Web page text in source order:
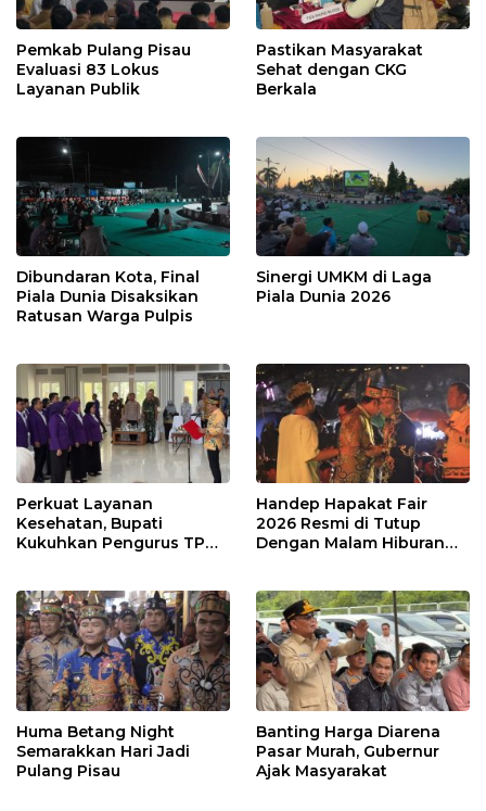
Pemkab Pulang Pisau
Evaluasi 83 Lokus
Layanan Publik
Pastikan Masyarakat
Sehat dengan CKG
Berkala
Dibundaran Kota, Final
Piala Dunia Disaksikan
Ratusan Warga Pulpis
Sinergi UMKM di Laga
Piala Dunia 2026
Perkuat Layanan
Kesehatan, Bupati
Kukuhkan Pengurus TP
Handep Hapakat Fair
2026 Resmi di Tutup
Dengan Malam Hiburan
Huma Betang Night
Semarakkan Hari Jadi
Pulang Pisau
Banting Harga Diarena
Pasar Murah, Gubernur
Ajak Masyarakat